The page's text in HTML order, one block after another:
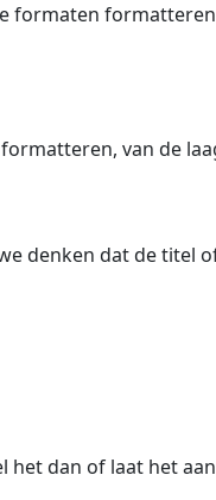
van de
denken dat de titel
het dan of laat het